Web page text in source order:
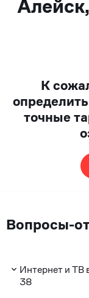
К
точные
Вопросы-
Интернет и ТВ
38